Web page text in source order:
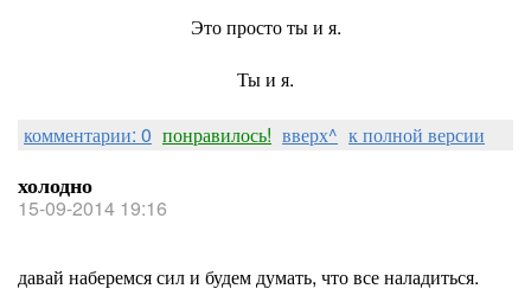
Это просто ты и я.
Ты и я.
комментарии: 0 понравилось! вверх^ к полной версии
холодно
15-09-2014 19:16
давай наберемся сил и будем думать, что все наладиться.